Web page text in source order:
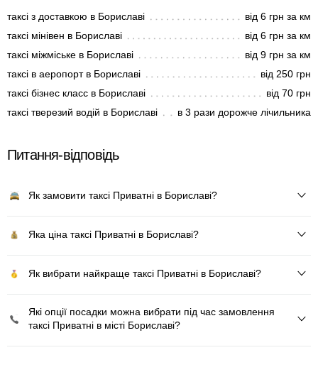
таксі з доставкою в Бориславі
від 6 грн за км
таксі мінівен в Бориславі
від 6 грн за км
таксі міжміське в Бориславі
від 9 грн за км
таксі в аеропорт в Бориславі
від 250 грн
таксі бізнес класс в Бориславі
від 70 грн
таксі тверезий водій в Бориславі
в 3 рази дорожче лічильника
Питання-відповідь
Як замовити таксі Приватні в Бориславі?
Яка ціна таксі Приватні в Бориславі?
Як вибрати найкраще таксі Приватні в Бориславі?
Які опції посадки можна вибрати під час замовлення
таксі Приватні в місті Бориславі?